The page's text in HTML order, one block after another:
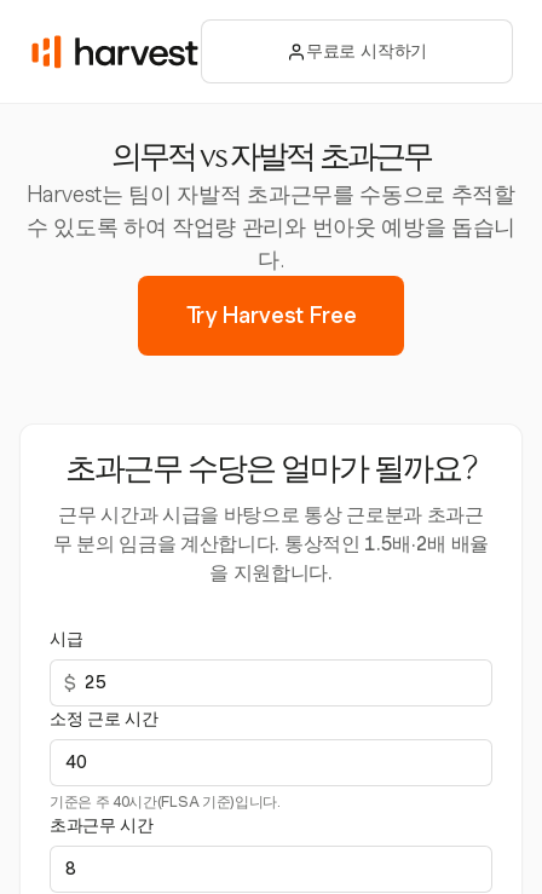
무료로 시작하기
의무적 vs 자발적 초과근무
Harvest는 팀이 자발적 초과근무를 수동으로 추적할
수 있도록 하여 작업량 관리와 번아웃 예방을 돕습니
다.
Try Harvest Free
초과근무 수당은 얼마가 될까요?
근무 시간과 시급을 바탕으로 통상 근로분과 초과근
무 분의 임금을 계산합니다. 통상적인 1.5배·2배 배율
을 지원합니다.
시급
$
소정 근로 시간
기준은 주 40시간(FLSA 기준)입니다.
초과근무 시간